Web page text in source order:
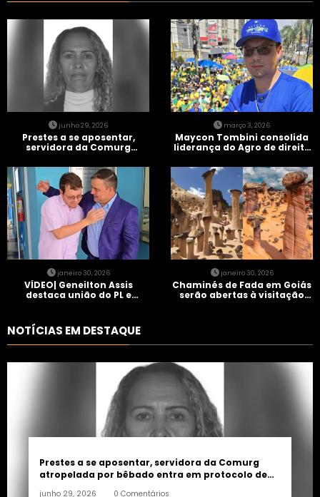
junho 29, 2026
Prestes a se aposentar,
servidora da Comurg
entra em protocolo de
morte encefálica
março 3, 2026
Maycon Tombini consolida
liderança do Agro de direita
Brasil” em Goiânia
janeiro 30, 2026
VÍDEO| Geneilton Assis
destaca união do PL e
janeiro 30, 2026
Chaminés de Fada em Goiás
serão abertas à visitação
NOTÍCIAS EM DESTAQUE
Prestes a se aposentar, servidora da Comurg
atropelada por bêbado entra em protocolo de
junho 29, 2026 0 Comentários